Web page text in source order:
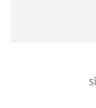
nuestra
tener
comunicarán
adicional y
política de